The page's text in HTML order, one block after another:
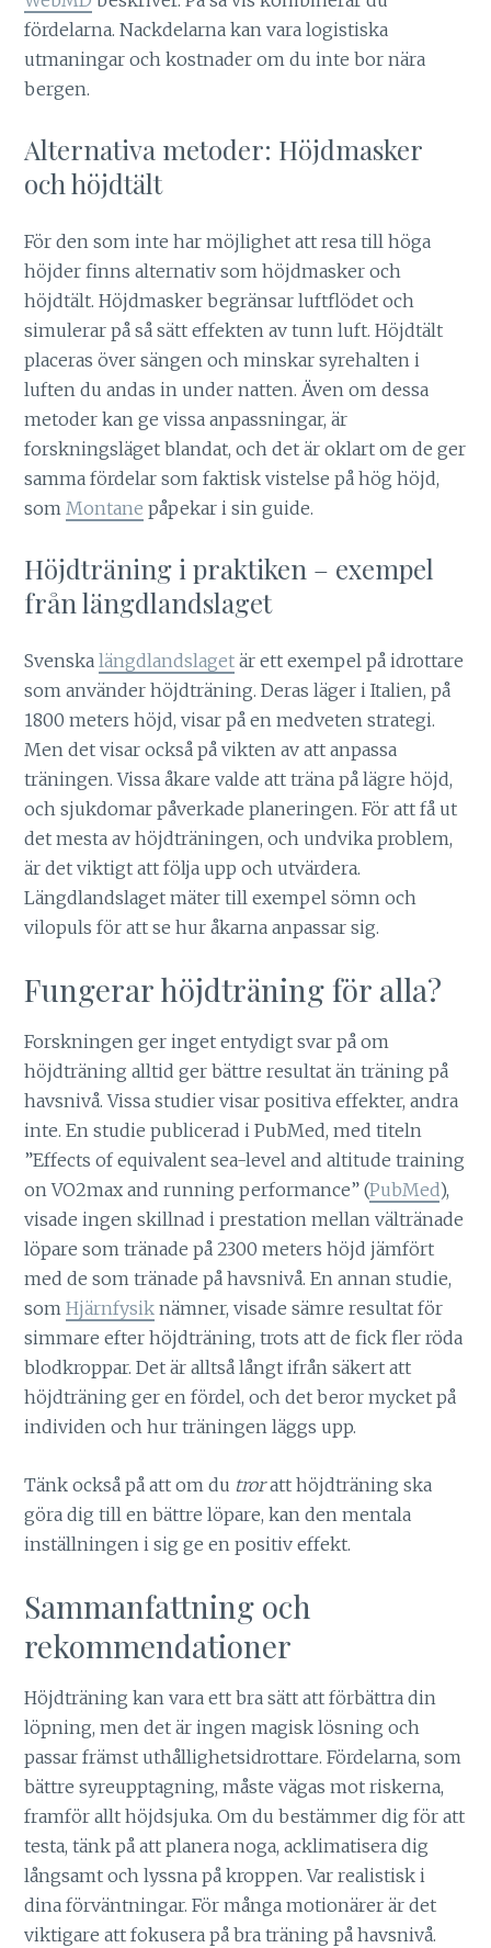
fördelarna. Nackdelarna kan vara logistiska
utmaningar och kostnader om du inte bor nära
bergen.
Alternativa metoder: Höjdmasker
och höjdtält
För den som inte har möjlighet att resa till höga
höjder finns alternativ som höjdmasker och
höjdtält. Höjdmasker begränsar luftflödet och
simulerar på så sätt effekten av tunn luft. Höjdtält
placeras över sängen och minskar syrehalten i
luften du andas in under natten. Även om dessa
metoder kan ge vissa anpassningar, är
forskningsläget blandat, och det är oklart om de ger
samma fördelar som faktisk vistelse på hög höjd,
somMontane påpekar i sin guide.
Höjdträning i praktiken – exempel
från längdlandslaget
Svenskalängdlandslaget är ett exempel på idrottare
som använder höjdträning. Deras läger i Italien, på
1800 meters höjd, visar på en medveten strategi.
Men det visar också på vikten av att anpassa
träningen. Vissa åkare valde att träna på lägre höjd,
och sjukdomar påverkade planeringen. För att få ut
det mesta av höjdträningen, och undvika problem,
är det viktigt att följa upp och utvärdera.
Längdlandslaget mäter till exempel sömn och
vilopuls för att se hur åkarna anpassar sig.
Fungerar höjdträning för alla?
Forskningen ger inget entydigt svar på om
höjdträning alltid ger bättre resultat än träning på
havsnivå. Vissa studier visar positiva effekter, andra
inte. En studie publicerad i PubMed, med titeln
”Effects of equivalent sea-level and altitude training
on VO2max and running performance” (PubMed),
visade ingen skillnad i prestation mellan vältränade
löpare som tränade på 2300 meters höjd jämfört
med de som tränade på havsnivå. En annan studie,
somHjärnfysik nämner, visade sämre resultat för
simmare efter höjdträning, trots att de fick fler röda
blodkroppar. Det är alltså långt ifrån säkert att
höjdträning ger en fördel, och det beror mycket på
individen och hur träningen läggs upp.
Tänk också på att om du troratt höjdträning ska
göra dig till en bättre löpare, kan den mentala
inställningen i sig ge en positiv effekt.
Sammanfattning och
rekommendationer
Höjdträning kan vara ett bra sätt att förbättra din
löpning, men det är ingen magisk lösning och
passar främst uthållighetsidrottare. Fördelarna, som
bättre syreupptagning, måste vägas mot riskerna,
framför allt höjdsjuka. Om du bestämmer dig för att
testa, tänk på att planera noga, acklimatisera dig
långsamt och lyssna på kroppen. Var realistisk i
dina förväntningar. För många motionärer är det
viktigare att fokusera på bra träning på havsnivå.